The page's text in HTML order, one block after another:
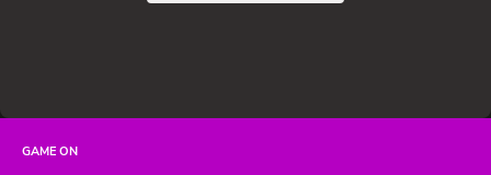
GAME ON